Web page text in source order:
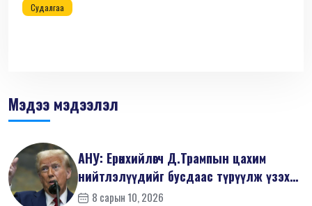
Судалгаа
Мэдээ мэдээлэл
АНУ: Ерөнхийлөгч Д.Трампын цахим
нийтлэлүүдийг бусдаас түрүүлж үзэх
тө...8 сарын 10, 2026